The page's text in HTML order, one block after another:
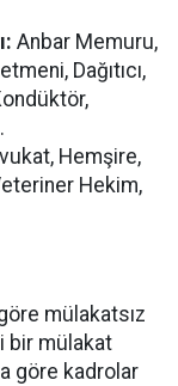
Anbar Memuru,
Dağıtıcı,
Hemşire,
Hekim,
mülakatsız
bir mülakat
göre kadrolar